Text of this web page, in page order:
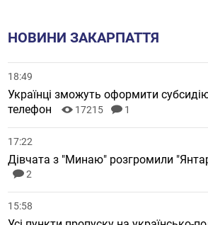
НОВИНИ ЗАКАРПАТТЯ
18:49
Українці зможуть оформити
телефон
17215 1
17:22
Дівчата з "Минаю" розгромили
2
15:58